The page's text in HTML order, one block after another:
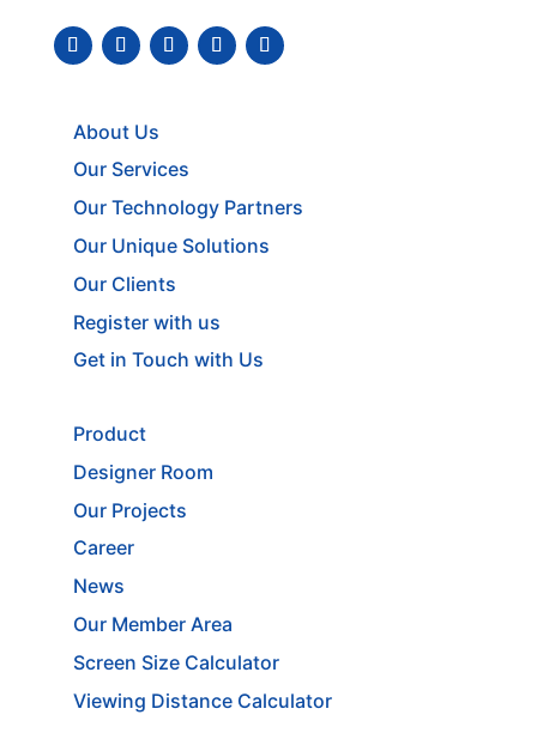
About Us
Our Services
Our Technology Partners
Our Unique Solutions
Our Clients
Register with us
Get in Touch with Us
Product
Designer Room
Our Projects
Career
News
Our Member Area
Screen Size Calculator
Viewing Distance Calculator